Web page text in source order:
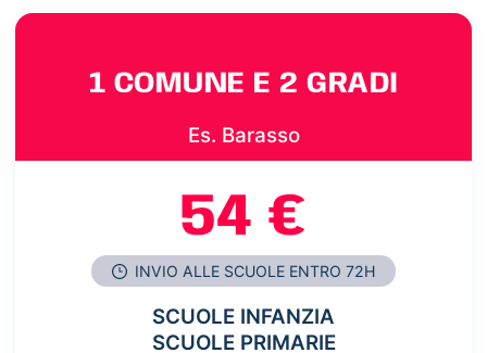
1 COMUNE E 2 GRADI
Es. Barasso
54 €
INVIO ALLE SCUOLE ENTRO 72H
SCUOLE INFANZIA
SCUOLE PRIMARIE